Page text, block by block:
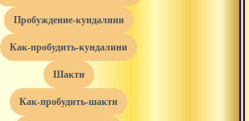
пробуждение-кундалини
как-пробудить-кундалини
шакти
как-пробудить-шакти